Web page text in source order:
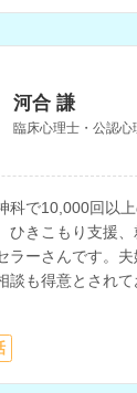
河合 謙
臨床心理士・公認心
科で10,000回以
ひきこもり支援
ラーさんです。
談も得意とされ
ーとして思春期